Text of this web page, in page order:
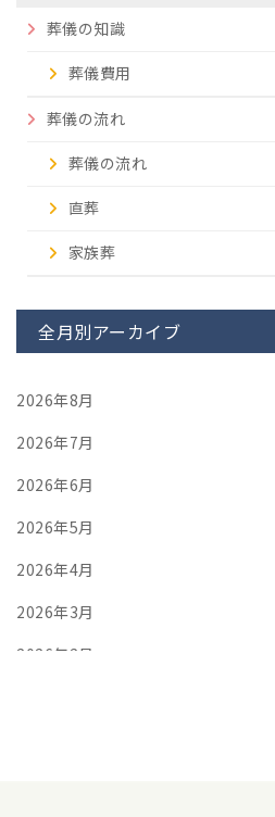
葬儀の知識
葬儀費用
葬儀の流れ
葬儀の流れ
直葬
家族葬
全月別アーカイブ
2026年8月
2026年7月
2026年6月
2026年5月
2026年4月
2026年3月
2026年2月